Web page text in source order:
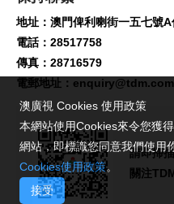
地址：澳門俾利喇街一五七號
電話：28517758
傳真：28716579
電郵地址：
請即掃
關注
澳廣視 Cookies 使用政策
本網站使用Cookies來令您獲
網站，即標識您同意我們使用
Cookies使用政策。
接受